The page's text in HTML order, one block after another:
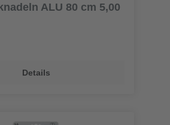
ALU 80 cm 5,00
Details